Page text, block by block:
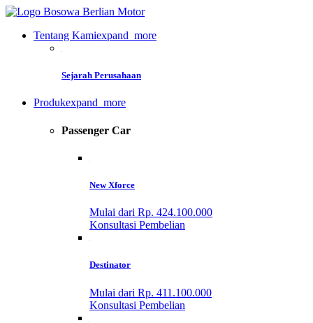
Tentang Kamiexpand_more
Sejarah Perusahaan
Produkexpand_more
Passenger Car
New Xforce
Mulai dari Rp. 424.100.000
Konsultasi Pembelian
Destinator
Mulai dari Rp. 411.100.000
Konsultasi Pembelian